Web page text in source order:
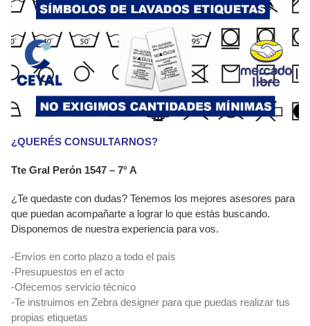
¿QUERÉS CONSULTARNOS?
Tte Gral Perón 1547 – 7° A
¿Te quedaste con dudas? Tenemos los mejores asesores para
que puedan acompañarte a lograr lo que estás buscando.
Disponemos de nuestra experiencia para vos.
-Envíos en corto plazo a todo el país
-Presupuestos en el acto
-Ofecemos servicio técnico
-Te instruimos en Zebra designer para que puedas realizar tus
propias etiquetas